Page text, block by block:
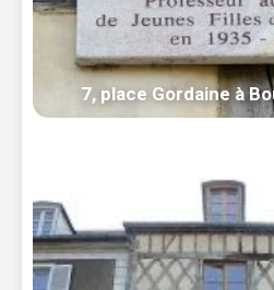
7, place Gordaine à